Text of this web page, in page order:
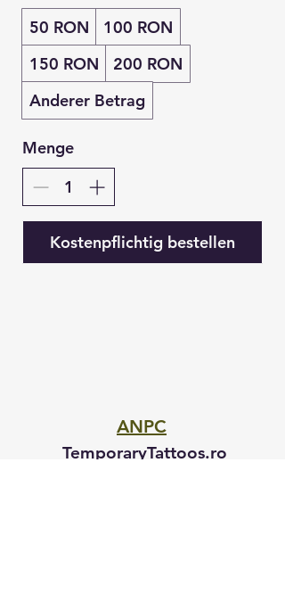
50 RON
100 RON
150 RON
200 RON
Anderer Betrag
Menge
Kostenpflichtig bestellen
ANPC
TemporaryTattoos.ro